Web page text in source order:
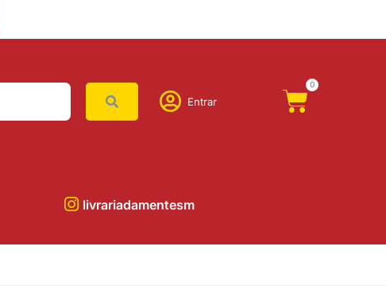
Entrar
0
livrariadamentesm